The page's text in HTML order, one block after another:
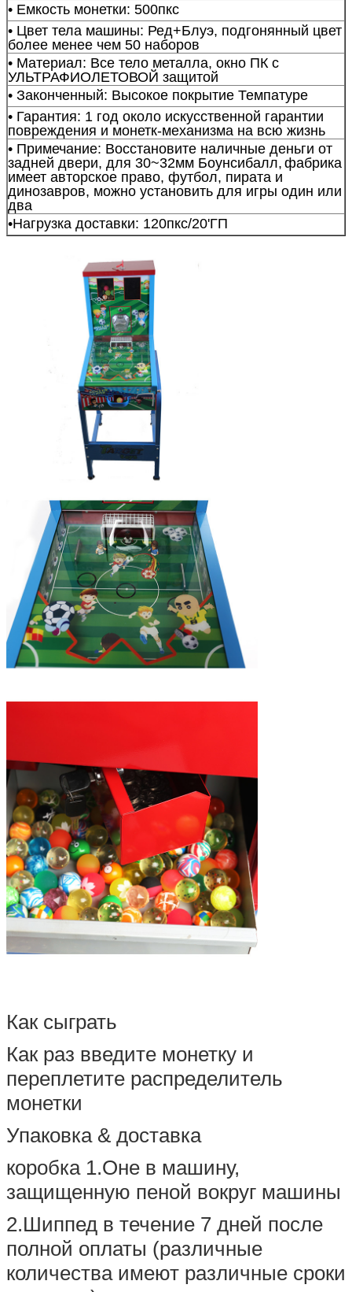
• Емкость монетки: 500пкс
• Цвет тела машины: Ред+Блуэ, подгонянный цвет
более менее чем 50 наборов
• Материал: Все тело металла, окно ПК с
УЛЬТРАФИОЛЕТОВОЙ защитой
• Законченный: Высокое покрытие Темпатуре
• Гарантия: 1 год около искусственной гарантии
повреждения и монетк-механизма на всю жизнь
• Примечание: Восстановите наличные деньги от
задней двери, для 30~32мм Боунсибалл, фабрика
имеет авторское право, футбол, пирата и
динозавров, можно установить для игры один или
два
•Нагрузка доставки: 120пкс/20'ГП
Как сыграть
Как раз введите монетку и
переплетите распределитель
монетки
Упаковка & доставка
коробка 1.Оне в машину,
защищенную пеной вокруг машины
2.Шиппед в течение 7 дней после
полной оплаты (различные
количества имеют различные сроки